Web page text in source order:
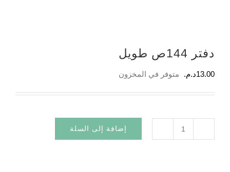
دفتر 144ص طويل
13.00د.م. متوفر في المخزون
إضافة إلى السلة